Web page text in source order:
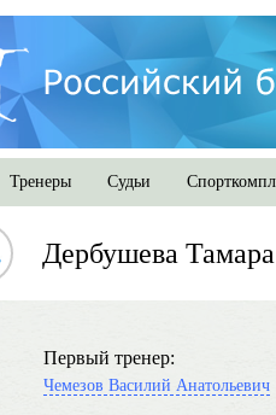
Тренеры Судьи
Дербушева
Первый тренер:
Чемезов Василий Анатольевич